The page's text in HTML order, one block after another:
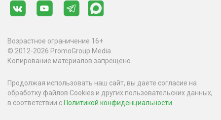
Возрастное ограничение 16+
© 2012-2026 PromoGroup Media
Копирование материалов запрещено.
Продолжая использовать наш сайт, вы даете согласие на
обработку файлов Cookies и других пользовательских данных,
в соответствии сПолитикой конфиденциальности